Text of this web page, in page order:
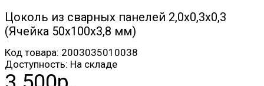
Цоколь из сварных панелей 2,0х0,3х0,3
(Ячейка 50х100х3,8 мм)
Код товара: 2003035010038
Доступность: На складе